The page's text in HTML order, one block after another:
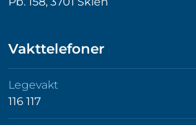
Vakttelefoner
Legevakt
116 117